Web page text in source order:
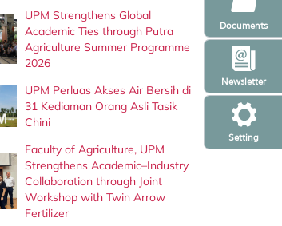
Setting
Newsletter
Documents
UPM Strengthens Global
Academic Ties through Putra
Agriculture Summer Programme
2026
UPM Perluas Akses Air Bersih di
31 Kediaman Orang Asli Tasik
Chini
Faculty of Agriculture, UPM
Strengthens Academic–Industry
Collaboration through Joint
Workshop with Twin Arrow
Fertilizer